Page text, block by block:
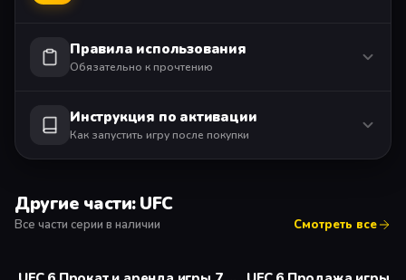
Для использования сетевых функций требуется
Правила использования
Обязательно к прочтению
Инструкция по активации
Как запустить игру после покупки
Другие части: UFC
Все части серии в наличии Смотреть все